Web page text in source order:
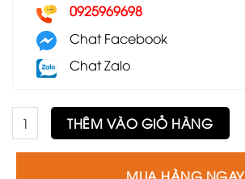
0925969698
Chat Facebook
Chat Zalo
Ghế sofa băng GSF20 số lượng
THÊM VÀO GIỎ HÀNG